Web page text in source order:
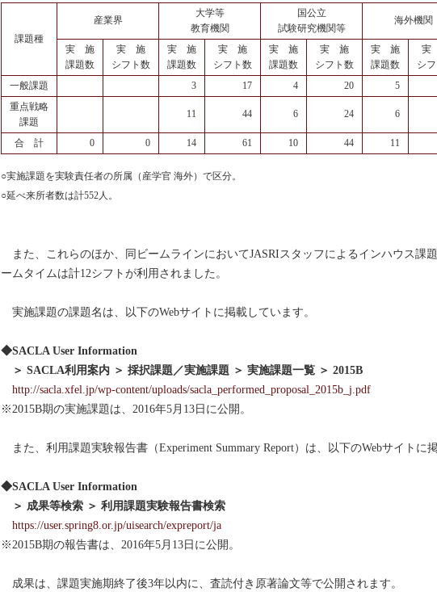
課題種
産業界
大学等
教育機関
国公立
試験研究機関等
海外機関
実 施
課題数
実 施
シフト数
実 施
課題数
実 施
シフト数
実 施
課題数
実 施
シフト数
実 施
課題数
実
シ
一般課題
3 17 4 20 5
重点戦略
課題
11 44 6 24 6
合 計 0 0 14 61 10 44 11
○実施課題を実験責任者の所属（産学官 海外）で区分。
○延べ来所者数は計552人。
また、これらのほか、同ビームラインにおいてJASRIスタッフによるインハウス課
ームタイムは計12シフトが利用されました。
実施課題の課題名は、以下のWebサイトに掲載しています。
◆SACLA User Information
＞ SACLA利用案内 ＞ 採択課題／実施課題 ＞ 実施課題一覧 ＞ 2015B
http://sacla.xfel.jp/wp-content/uploads/sacla_performed_proposal_2015b_j.pdf
※2015B期の実施課題は、2016年5月13日に公開。
また、利用課題実験報告書（Experiment Summary Report）は、以下のWebサイトに
◆SACLA User Information
＞ 成果等検索 ＞ 利用課題実験報告書検索
https://user.spring8.or.jp/uisearch/expreport/ja
※2015B期の報告書は、2016年5月13日に公開。
成果は、課題実施期終了後3年以内に、査読付き原著論文等で公開されます。